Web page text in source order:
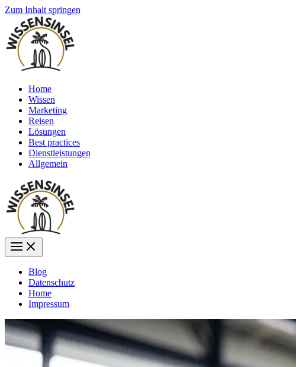
Zum Inhalt springen
Home
Wissen
Marketing
Reisen
Lösungen
Best practices
Dienstleistungen
Allgemein
Blog
Datenschutz
Home
Impressum